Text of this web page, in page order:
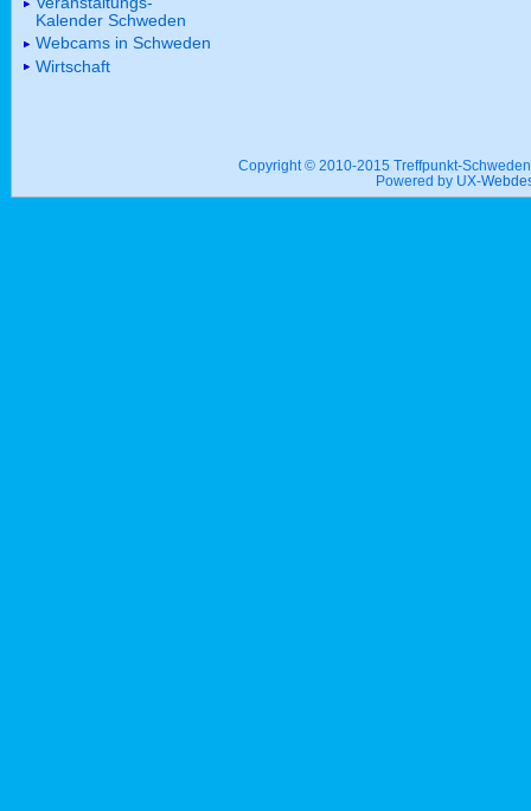
Kalender Schweden
Webcams in Schweden
Wirtschaft
Copyright © 2010-2015 Treffpunkt-
Powered by UX-